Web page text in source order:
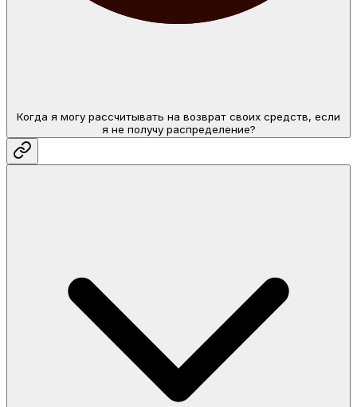
Когда я могу рассчитывать на возврат своих средств, если
я не получу распределение?